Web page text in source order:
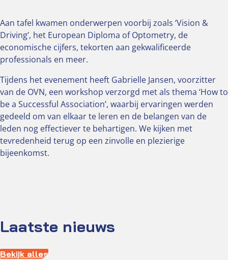
Aan tafel kwamen onderwerpen voorbij zoals ‘Vision &
Driving’, het European Diploma of Optometry, de
economische cijfers, tekorten aan gekwalificeerde
professionals en meer.
Tijdens het evenement heeft Gabrielle Jansen, voorzitter
van de OVN, een workshop verzorgd met als thema ‘How to
be a Successful Association’, waarbij ervaringen werden
gedeeld om van elkaar te leren en de belangen van de
leden nog effectiever te behartigen. We kijken met
tevredenheid terug op een zinvolle en plezierige
bijeenkomst.
Laatste nieuws
Bekijk alles